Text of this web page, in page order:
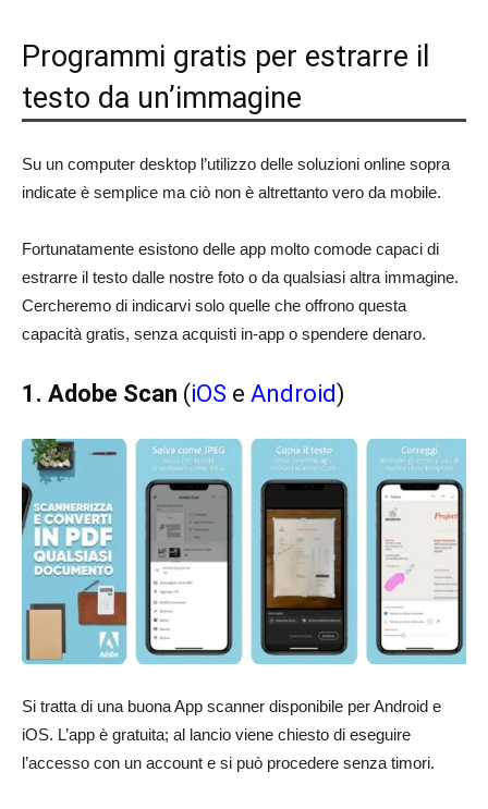
Programmi gratis per estrarre il
testo da un’immagine
Su un computer desktop l’utilizzo delle soluzioni online sopra
indicate è semplice ma ciò non è altrettanto vero da mobile.
Fortunatamente esistono delle app molto comode capaci di
estrarre il testo dalle nostre foto o da qualsiasi altra immagine.
Cercheremo di indicarvi solo quelle che offrono questa
capacità gratis, senza acquisti in-app o spendere denaro.
1. Adobe Scan (iOS e Android)
Si tratta di una buona App scanner disponibile per Android e
iOS. L’app è gratuita; al lancio viene chiesto di eseguire
l’accesso con un account e si può procedere senza timori.